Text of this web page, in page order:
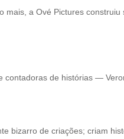
a Ové Pictures
contadoras de histórias —
bizarro de criações; criam